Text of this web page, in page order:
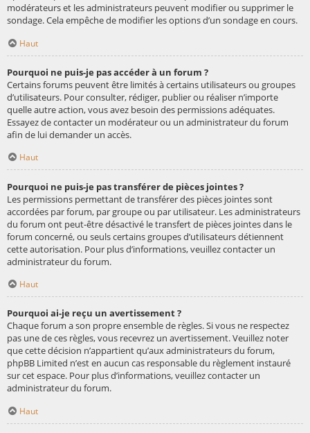
modérateurs et les administrateurs peuvent modifier ou supprimer le
sondage. Cela empêche de modifier les options d’un sondage en cours.
Haut
Pourquoi ne puis-je pas accéder à un forum ?
Certains forums peuvent être limités à certains utilisateurs ou groupes
d’utilisateurs. Pour consulter, rédiger, publier ou réaliser n’importe
quelle autre action, vous avez besoin des permissions adéquates.
Essayez de contacter un modérateur ou un administrateur du forum
afin de lui demander un accès.
Haut
Pourquoi ne puis-je pas transférer de pièces jointes ?
Les permissions permettant de transférer des pièces jointes sont
accordées par forum, par groupe ou par utilisateur. Les administrateurs
du forum ont peut-être désactivé le transfert de pièces jointes dans le
forum concerné, ou seuls certains groupes d’utilisateurs détiennent
cette autorisation. Pour plus d’informations, veuillez contacter un
administrateur du forum.
Haut
Pourquoi ai-je reçu un avertissement ?
Chaque forum a son propre ensemble de règles. Si vous ne respectez
pas une de ces règles, vous recevrez un avertissement. Veuillez noter
que cette décision n’appartient qu’aux administrateurs du forum,
phpBB Limited n’est en aucun cas responsable du règlement instauré
sur cet espace. Pour plus d’informations, veuillez contacter un
administrateur du forum.
Haut